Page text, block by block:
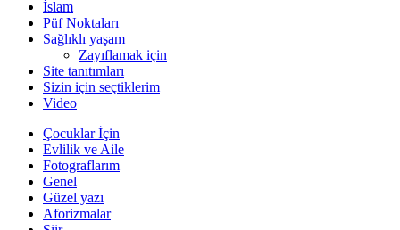
İslam
Püf Noktaları
Sağlıklı yaşam
Zayıflamak için
Site tanıtımları
Sizin için seçtiklerim
Video
Çocuklar İçin
Evlilik ve Aile
Fotograflarım
Genel
Güzel yazı
Aforizmalar